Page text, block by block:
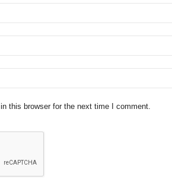
this browser for the next time I comment.